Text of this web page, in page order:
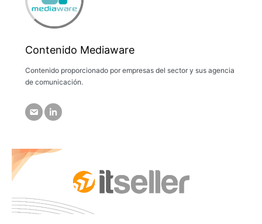
Contenido Mediaware
Contenido proporcionado por empresas del sector y sus agencia
de comunicación.